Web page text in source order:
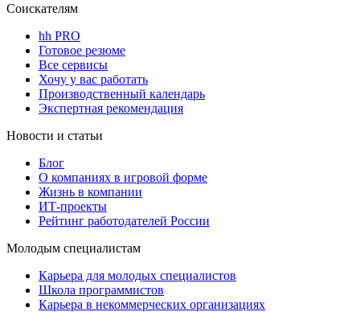
Соискателям
hh PRO
Готовое резюме
Все сервисы
Хочу у вас работать
Производственный календарь
Экспертная рекомендация
Новости и статьи
Блог
О компаниях в игровой форме
Жизнь в компании
ИТ-проекты
Рейтинг работодателей России
Молодым специалистам
Карьера для молодых специалистов
Школа программистов
Карьера в некоммерческих организациях